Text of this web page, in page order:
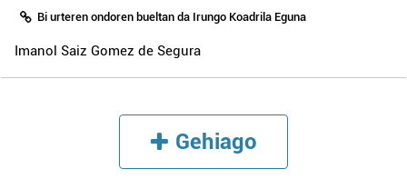
Bi urteren ondoren bueltan da Irungo Koadrila Eguna
Imanol Saiz Gomez de Segura
Gehiago